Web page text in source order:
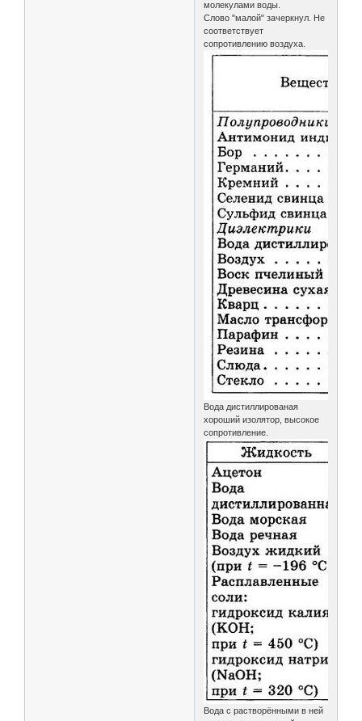
молекулами воды.
Слово "малой" зачеркнул. Не
соответствует
сопротивлению воздуха.
Вода дистиллированая
хороший изолятор, высокое
сопротивление.
Вода с растворёнными в ней